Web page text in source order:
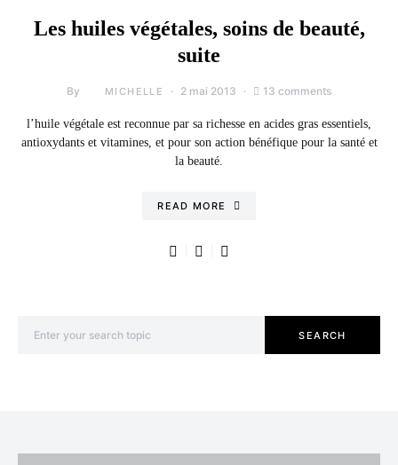
Les huiles végétales, soins de beauté,
suite
By MICHELLE 2 mai 2013 13 comments
l’huile végétale est reconnue par sa richesse en acides gras essentiels,
antioxydants et vitamines, et pour son action bénéfique pour la santé et
la beauté.
READ MORE
SEARCH